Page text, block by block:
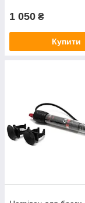
1 050 ₴
Купити